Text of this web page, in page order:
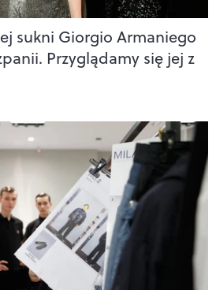
sukni Giorgio Armaniego
Przyglądamy się jej z